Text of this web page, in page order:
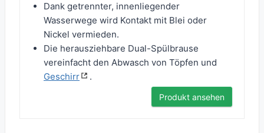
Dank getrennter, innenliegender
Wasserwege wird Kontakt mit Blei oder
Nickel vermieden.
Die herausziehbare Dual-Spülbrause
vereinfacht den Abwasch von Töpfen und
Geschirr
.
Produkt ansehen